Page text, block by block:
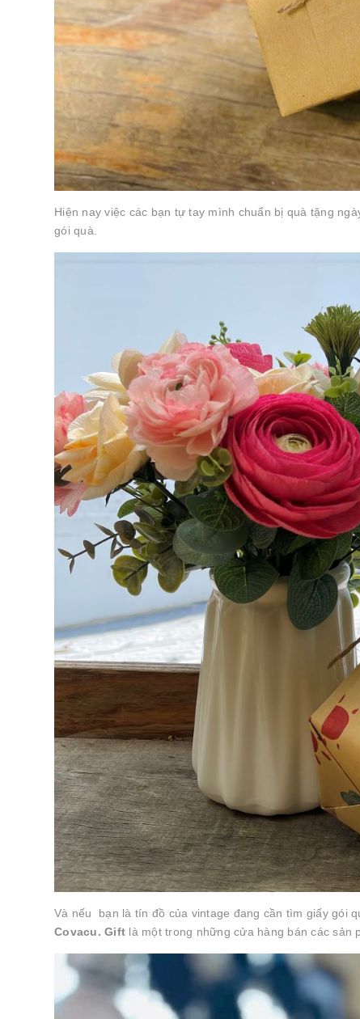
Hiện nay việc các bạn tự tay mình chuẩn bị quà tặng
gói quà.
Và nếu bạn là tín đồ của vintage đang cần tìm giấy gói
Covacu. Gift là một trong những cửa hàng bán các sản